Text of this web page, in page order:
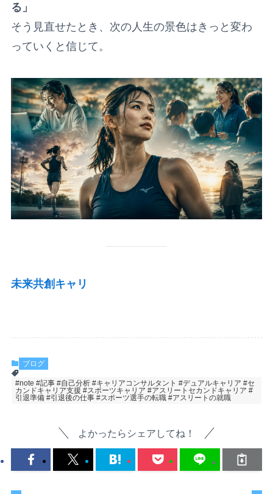
る」
そう見直せたとき、次の人生の景色はきっと変わ
っていくと信じて。
未来共創キャリ
ブログ
#note #記事 #自己分析 #キャリアコンサルタント #デュアルキャリア #セ
カンドキャリア支援 #スポーツキャリア #アスリートセカンドキャリア #
引退準備 #引退後の仕事 #スポーツ選手の転職 #アスリートの就職
よかったらシェアしてね！